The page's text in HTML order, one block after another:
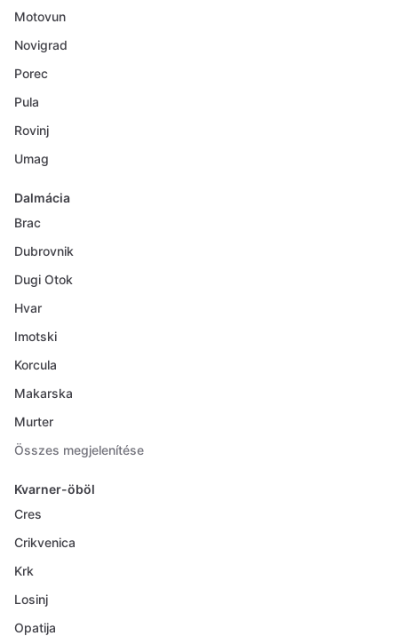
Motovun
Novigrad
Porec
Pula
Rovinj
Umag
Dalmácia
Brac
Dubrovnik
Dugi Otok
Hvar
Imotski
Korcula
Makarska
Murter
Összes megjelenítése
Kvarner-öböl
Cres
Crikvenica
Krk
Losinj
Opatija